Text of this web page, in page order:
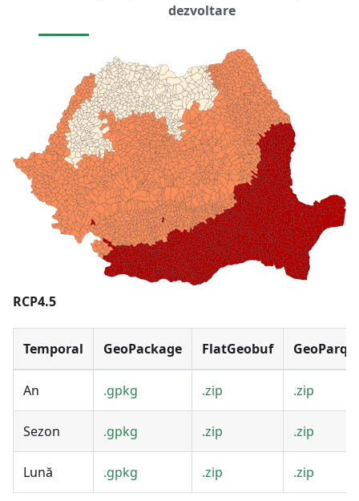
dezvoltare
RCP4.5
Temporal GeoPackage FlatGeobuf
An .gpkg .zip .zip
Sezon .gpkg .zip .zip
Lună .gpkg .zip .zip